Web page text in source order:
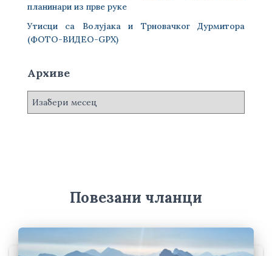
планинари из прве руке
Утисци са Волујака и Трновачког Дурмитора
(ФОТО-ВИДЕО-GPX)
Архиве
А
Повезани чланци